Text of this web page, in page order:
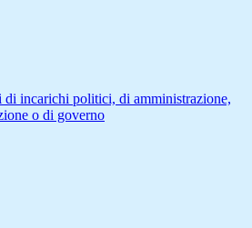
di incarichi politici, di amministrazione,
o di governo